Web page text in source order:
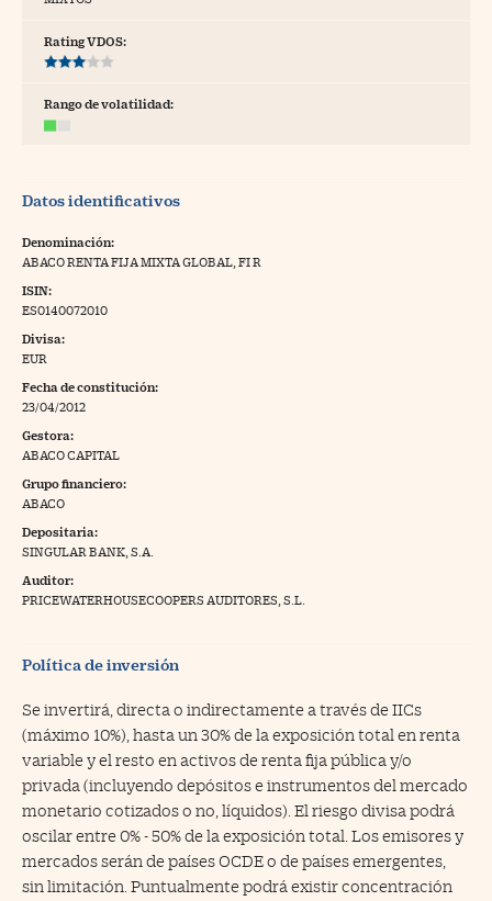
Pyme
a Cinco Días
Rating VDOS:
Rango de volatilidad:
Datos identificativos
Denominación:
ABACO RENTA FIJA MIXTA GLOBAL, FI R
ISIN:
ES0140072010
Divisa:
EUR
Fecha de constitución:
23/04/2012
Gestora:
ABACO CAPITAL
Grupo financiero:
ABACO
Depositaria:
SINGULAR BANK, S.A.
Auditor:
PRICEWATERHOUSECOOPERS AUDITORES, S.L.
Política de inversión
Se invertirá, directa o indirectamente a través de IICs
(máximo 10%), hasta un 30% de la exposición total en renta
variable y el resto en activos de renta fija pública y/o
privada (incluyendo depósitos e instrumentos del mercado
monetario cotizados o no, líquidos). El riesgo divisa podrá
oscilar entre 0% - 50% de la exposición total. Los emisores y
mercados serán de países OCDE o de países emergentes,
sin limitación. Puntualmente podrá existir concentración